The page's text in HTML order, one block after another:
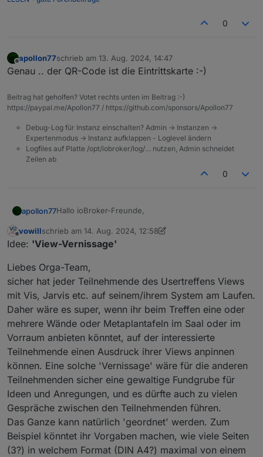
0
apollon77schrieb am 13. Aug. 2024, 14:47
zuletzt editiert von
Genau .. der QR-Code ist die Eintrittskarte :-)
Beitrag hat geholfen? Votet rechts unten im Beitrag :-)
https://paypal.me/Apollon77 / https://github.com/sponsors/Apollon77
Debug-Log für Instanz einschalten? Admin -> Instanzen ->
Expertenmodus -> Instanz aufklappen - Loglevel ändern
Logfiles auf Platte /opt/iobroker/log/… nutzen, Admin schneidet
Zeilen ab
0
apollon77Hallo ioBroker-Freunde,
dieses Jahr wird ioBroker 10 Jahre alt und das
wollen wir mit Euch feiern!
Am 9.11.2024 veranstalten wir aus diesem Anlass ein
Community Treffen in der Gläsernen Werkstatt in
Solingen.
Die Karten sind aktuell ausverkauft. Falls ein
Kartenbesitzer doch nicht kann, haben wir
https://forum.iobroker.net/post/1201950
geschaffen um hier Kontakte zu vermitteln falls
noch jemand eine Karte sucht.
Die Agenda steht jetzt auch fest und ist unter
https://usertreffen.iobroker.in/#agenda
veröffentlicht. Danke an alle Vortragenden!
Wir freuen uns gemeinsam mit Euch und unserem
Hauptsponsor Shelly und unserem Partner solingen-
digital auf einen Tag mit spannenden Vorträgen und
viel persönlichem Austausch! Auch für das leibliche
Wohl ist gesorgt.
dafür gibt es unter https://usertreffen.iobroker.in
Der offizielle Kartenvorverkauf läuft Seite heute
12:00 und einen ersten Themenüberblick zu den
bisher geplanten Vorträgen haben wir unter
https://usertreffen.iobroker.in/#agenda
bereitgestellt.
Wir suchen auch immer noch Vorträge! Wer einen
Vortrag halten möchte meldet sich bitte mit dem
Thema über die Webseite an oder sendet uns eine
E-Mail an solingen@iobroker.com.
Bei Fragen, die die FAQ nicht beantwortet oder zur
Diskussion bitte diesen Thread nutzen.
Wir freuen uns auf Euch!
Offline
vowillschrieb am 14. Aug. 2024, 12:58
zuletzt editiert von vowill
Idee: 'View-Vernissage'
Liebes Orga-Team,
sicher hat jeder Teilnehmende des Usertreffens Views
mit Vis, Jarvis etc. auf seinem/ihrem System am Laufen.
Daher wäre es super, wenn ihr beim Treffen eine oder
mehrere Wände oder Metaplantafeln im Saal oder im
Vorraum anbieten könntet, auf der interessierte
Teilnehmende einen Ausdruck ihrer Views anpinnen
können. Eine solche 'Vernissage' wäre für die anderen
Teilnehmenden sicher eine gewaltige Fundgrube für
Ideen und Anregungen, und es dürfte auch zu vielen
Gespräche zwischen den Teilnehmenden führen.
Das Ganze kann natürlich 'geordnet' werden. Zum
Beispiel könntet ihr Vorgaben machen, wie viele Seiten
(3?) in welchem Format (DIN A4?) maximal von einem